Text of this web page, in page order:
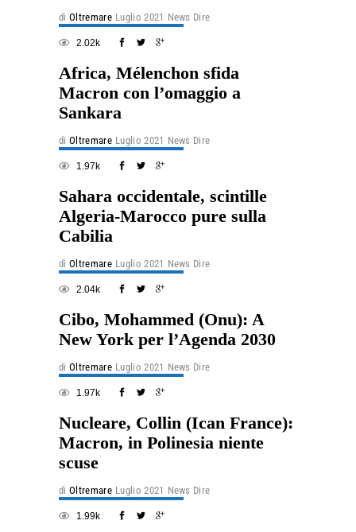
di Oltremare Luglio 2021 News Dire
2.02k
Africa, Mélenchon sfida
Macron con l’omaggio a
Sankara
di Oltremare Luglio 2021 News Dire
1.97k
Sahara occidentale, scintille
Algeria-Marocco pure sulla
Cabilia
di Oltremare Luglio 2021 News Dire
2.04k
Cibo, Mohammed (Onu): A
New York per l’Agenda 2030
di Oltremare Luglio 2021 News Dire
1.97k
Nucleare, Collin (Ican France):
Macron, in Polinesia niente
scuse
di Oltremare Luglio 2021 News Dire
1.99k